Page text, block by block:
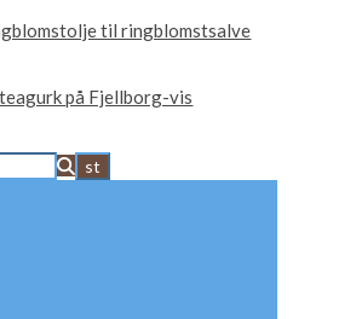
til ringblomstsalve
på Fjellborg-vis